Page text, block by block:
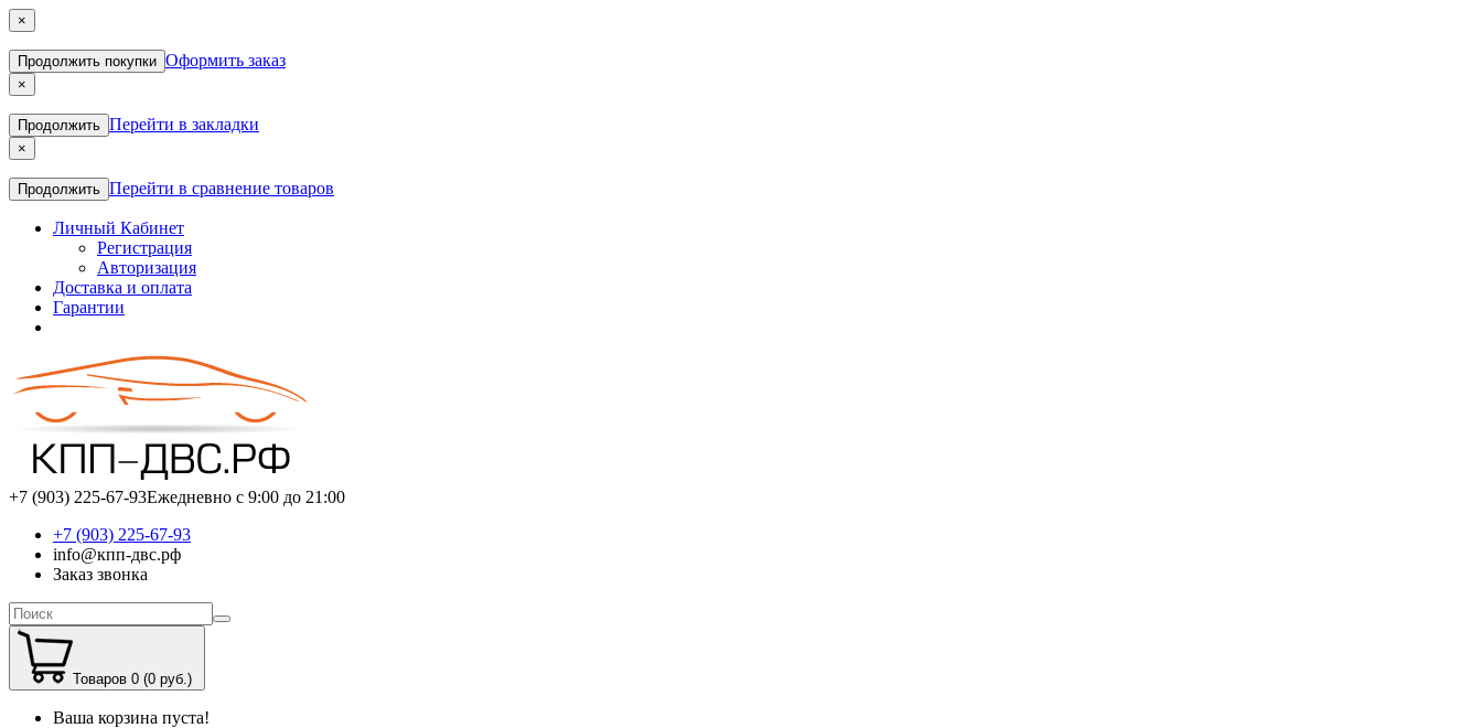
×
Продолжить покупки Оформить заказ
×
Продолжить Перейти в закладки
×
Продолжить Перейти в сравнение товаров
Личный Кабинет
Регистрация
Авторизация
Доставка и оплата
Гарантии
+7 (903) 225-67-93Ежедневно с 9:00 до 21:00
+7 (903) 225-67-93
info@кпп-двс.рф
Заказ звонка
Товаров 0 (0 руб.)
Ваша корзина пуста!